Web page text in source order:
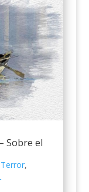
Sobre el
,